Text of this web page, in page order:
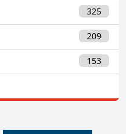
325
209
153